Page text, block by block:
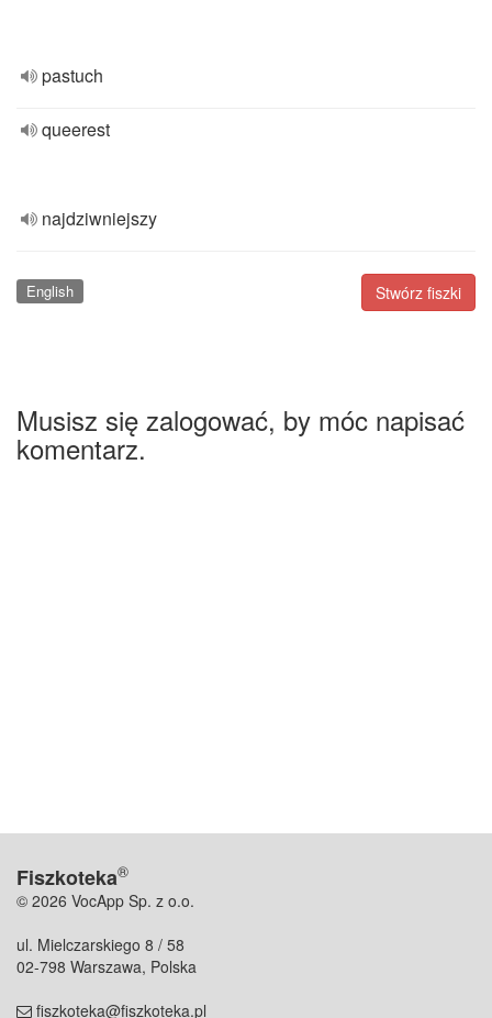
pastuch
queerest
najdziwniejszy
Stwórz fiszki
English
Musisz się zalogować, by móc napisać
komentarz.
Fiszkoteka®
© 2026 VocApp Sp. z o.o.
ul. Mielczarskiego 8 / 58
02-798 Warszawa, Polska
fiszkoteka@fiszkoteka.pl